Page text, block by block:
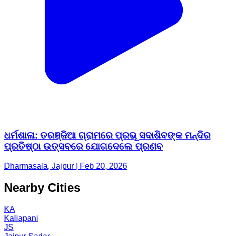
ଧର୍ମଶାଳା: ତରଞ୍ଜିଆ ଗ୍ରାମରେ ପ୍ରଭୂ ସଦାଶିବଙ୍କ ମନ୍ଦିର
ପ୍ରତିଷ୍ଠା ଉତ୍ସବରେ ଯୋଗଦେଲେ ପ୍ରଣବ
Dharmasala, Jajpur | Feb 20, 2026
Nearby Cities
KA
Kaliapani
JS